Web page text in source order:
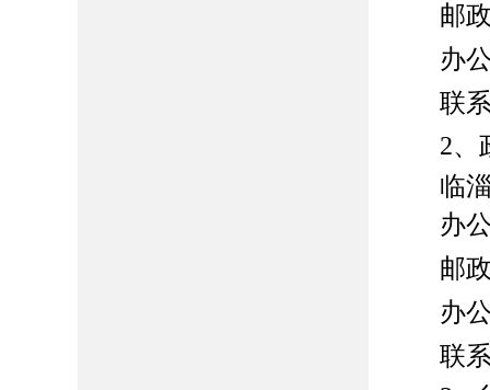
邮
办
联
2、
临
办
邮
办
联